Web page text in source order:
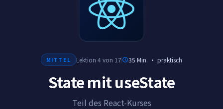
MITTEL Lektion 4 von 17 35 Min. ·praktisch
State mit useState
Teil des React-Kurses